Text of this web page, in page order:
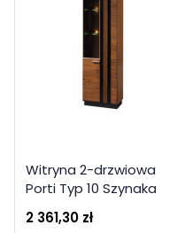
Witryna 2-drzwiowa
Porti Typ 10 Szynaka
2 361,30 zł